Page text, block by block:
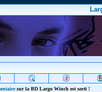
sur la BD Largo Winch est sorti !